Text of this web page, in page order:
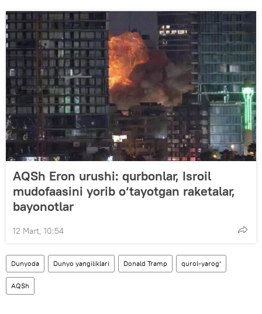
AQSh Eron urushi: qurbonlar, Isroil
mudofaasini yorib o‘tayotgan raketalar,
bayonotlar
12 Mart, 10:54
Dunyoda Dunyo yangiliklari Donald Tramp qurol-yarog‘
AQSh